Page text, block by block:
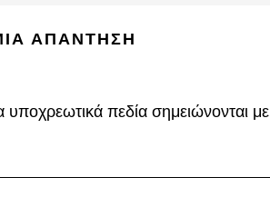
ΑΠΆΝΤΗΣΗ
υποχρεωτικά πεδία σημειώνονται με